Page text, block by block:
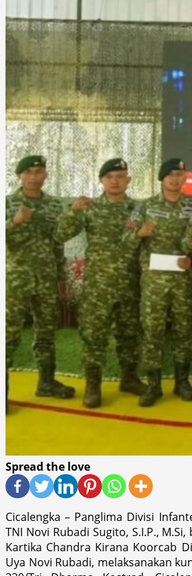
Spread the love
Cicalengka – Panglima Divisi
TNI Novi Rubadi Sugito, S.I.P.,
Kartika Chandra Kirana Koorcab
Uya Novi Rubadi, melaksanakan